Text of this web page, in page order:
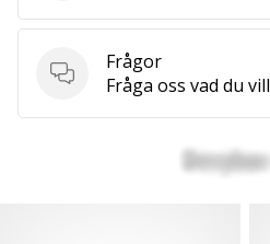
Frågor
Frågor
Fråga oss vad du vill